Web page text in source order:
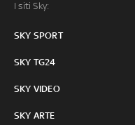
I siti Sky:
SKY SPORT
SKY TG24
SKY VIDEO
SKY ARTE